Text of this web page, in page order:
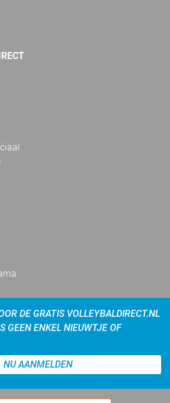
DE GRATIS VOLLEYBALDIRECT.NL
GEEN ENKEL NIEUWTJE OF
NU AANMELDEN